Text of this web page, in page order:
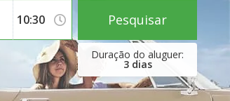
Ελληνικά
Hrvatski
3 dias
Pesquisar